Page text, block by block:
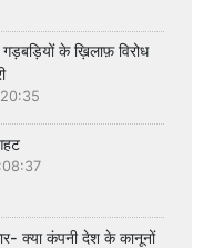
गड़बड़ियों के ख़िलाफ़ विरोध
क्या कंपनी देश के कानूनों